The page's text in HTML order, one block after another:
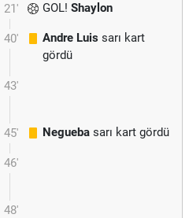
21' GOL! Shaylon
40' Andre Luis sarı kart
gördü
43'
45' Negueba sarı kart gördü
46'
48'